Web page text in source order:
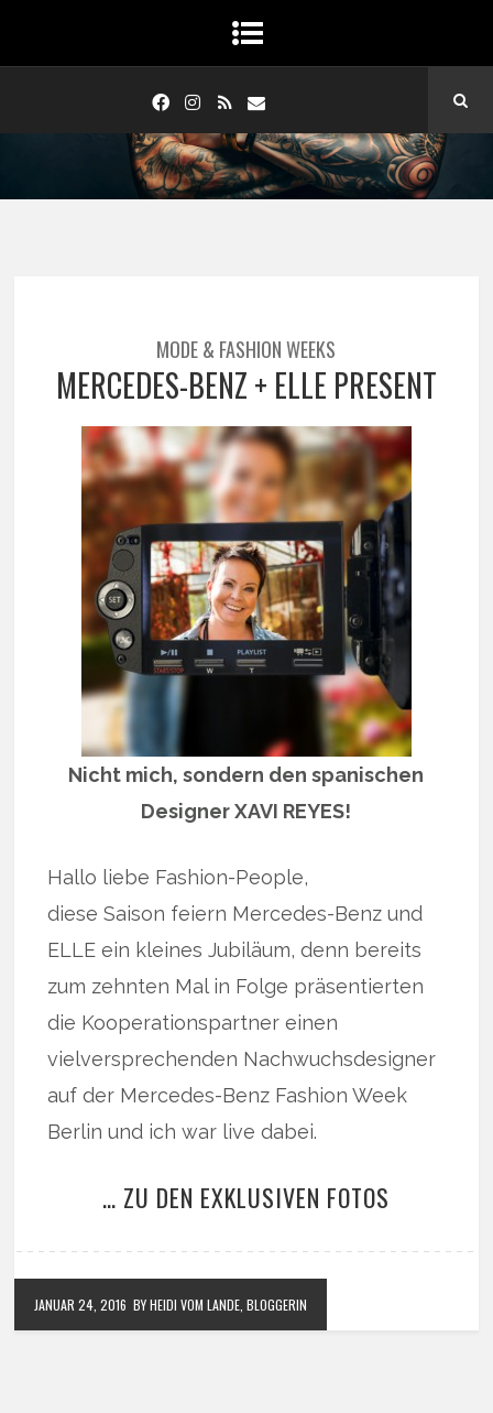
MODE & FASHION WEEKS
MERCEDES-BENZ + ELLE PRESENT
Nicht mich, sondern den spanischen
Designer XAVI REYES!
Hallo liebe Fashion-People,
diese Saison feiern Mercedes-Benz und
ELLE ein kleines Jubiläum, denn bereits
zum zehnten Mal in Folge präsentierten
die Kooperationspartner einen
vielversprechenden Nachwuchsdesigner
auf der Mercedes-Benz Fashion Week
Berlin und ich war live dabei.
… ZU DEN EXKLUSIVEN FOTOS
JANUAR 24, 2016 BY HEIDI VOM LANDE, BLOGGERIN